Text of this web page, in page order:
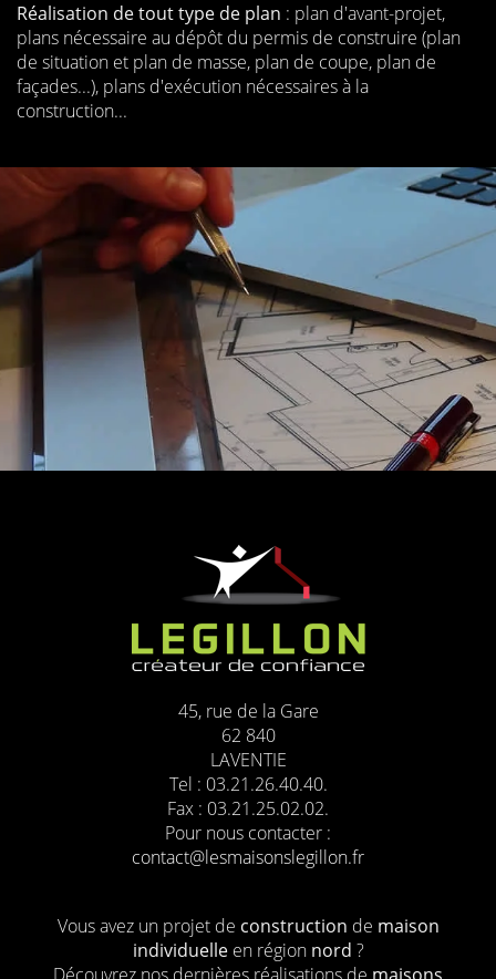
Réalisation de tout type de plan : plan d'avant-projet,
plans nécessaire au dépôt du permis de construire (plan
de situation et plan de masse, plan de coupe, plan de
façades...), plans d'exécution nécessaires à la
construction...
45, rue de la Gare
62 840
LAVENTIE
Tel : 03.21.26.40.40.
Fax : 03.21.25.02.02.
Pour nous contacter :
contact@lesmaisonslegillon.fr
Vous avez un projet de construction de maison
individuelleen région nord ?